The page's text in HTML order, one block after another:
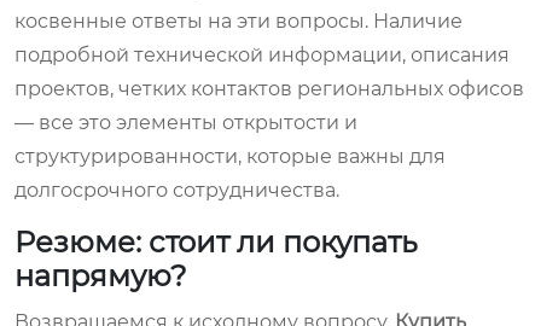
косвенные ответы на эти вопросы. Наличие
подробной технической информации, описания
проектов, четких контактов региональных офисов
— все это элементы открытости и
структурированности, которые важны для
долгосрочного сотрудничества.
Резюме: стоит ли покупать
напрямую?
Возвращаемся к исходному вопросу. Купить